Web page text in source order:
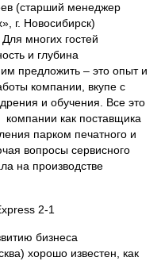
(старший менеджер
г. Новосибирск)
многих гостей
и глубина
предложить – это опыт и
компании, вкупе с
и обучения. Все это
как поставщика
парком печатного и
вопросы сервисного
на производстве
бизнеса
хорошо известен, как